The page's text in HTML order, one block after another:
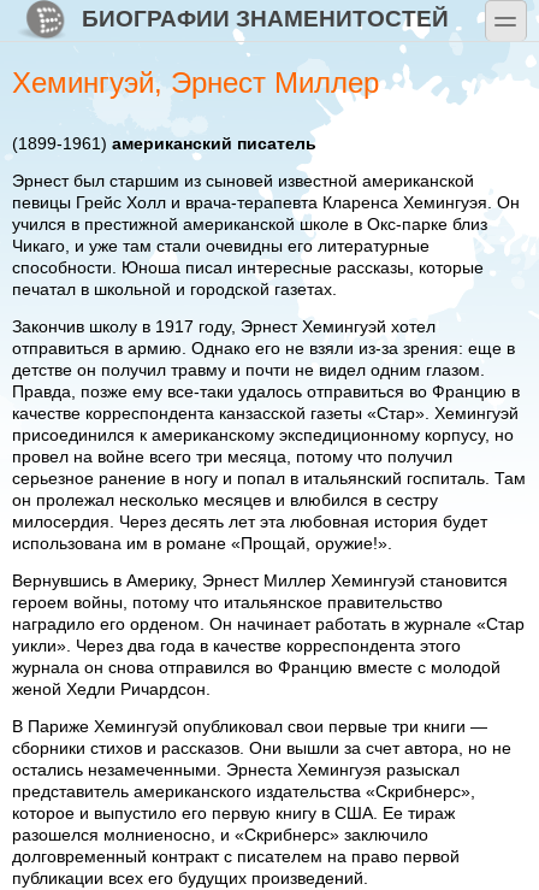
Перейти к основному содержанию
Skip to searchБИОГРАФИИ ЗНАМЕНИТОСТЕЙ toggle
Хемингуэй, Эрнест Миллер
(1899-1961) американский писатель
Эрнест был старшим из сыновей известной американской
певицы Грейс Холл и врача-терапевта Кларенса Хемингуэя. Он
учился в престижной американской школе в Окс-парке близ
Чикаго, и уже там стали очевидны его литературные
способности. Юноша писал интересные рассказы, которые
печатал в школьной и городской газетах.
Закончив школу в 1917 году, Эрнест Хемингуэй хотел
отправиться в армию. Однако его не взяли из-за зрения: еще в
детстве он получил травму и почти не видел одним глазом.
Правда, позже ему все-таки удалось отправиться во Францию в
качестве корреспондента канзасской газеты «Стар». Хемингуэй
присоединился к американскому экспедиционному корпусу, но
провел на войне всего три месяца, потому что получил
серьезное ранение в ногу и попал в итальянский госпиталь. Там
он пролежал несколько месяцев и влюбился в сестру
милосердия. Через десять лет эта любовная история будет
использована им в романе «Прощай, оружие!».
Вернувшись в Америку, Эрнест Миллер Хемингуэй становится
героем войны, потому что итальянское правительство
наградило его орденом. Он начинает работать в журнале «Стар
уикли». Через два года в качестве корреспондента этого
журнала он снова отправился во Францию вместе с молодой
женой Хедли Ричардсон.
В Париже Хемингуэй опубликовал свои первые три книги —
сборники стихов и рассказов. Они вышли за счет автора, но не
остались незамеченными. Эрнеста Хемингуэя разыскал
представитель американского издательства «Скрибнерс»,
которое и выпустило его первую книгу в США. Ее тираж
разошелся молниеносно, и «Скрибнерс» заключило
долговременный контракт с писателем на право первой
публикации всех его будущих произведений.